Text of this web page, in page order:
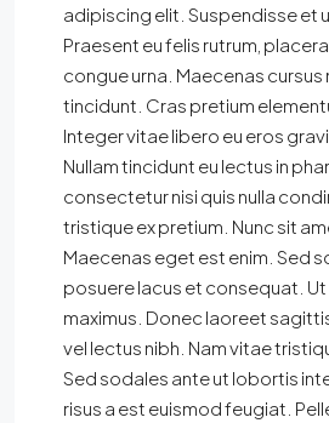
adipiscing elit. Suspendisse et
Praesent eu felis rutrum,
congue urna. Maecenas cursus
tincidunt. Cras pretium
Integer vitae libero eu eros
Nullam tincidunt eu lectus in
consectetur nisi quis nulla
tristique ex pretium. Nunc sit
Maecenas eget est enim. Sed
posuere lacus et consequat.
maximus. Donec laoreet
vel lectus nibh. Nam vitae
Sed sodales ante ut lobortis
risus a est euismod feugiat.